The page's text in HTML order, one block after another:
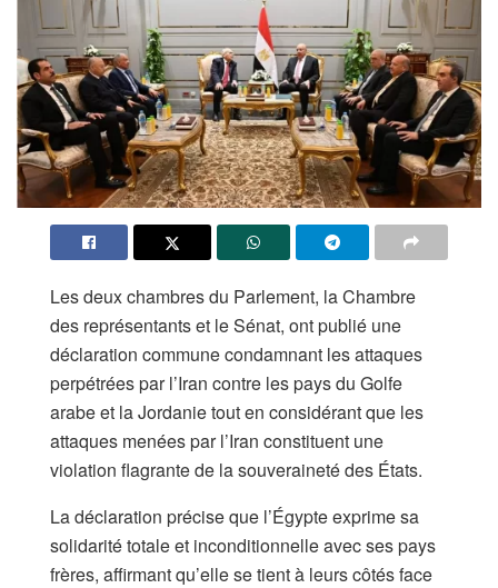
Les deux chambres du Parlement, la Chambre
des représentants et le Sénat, ont publié une
déclaration commune condamnant les attaques
perpétrées par l’Iran contre les pays du Golfe
arabe et la Jordanie tout en considérant que les
attaques menées par l’Iran constituent une
violation flagrante de la souveraineté des États.
La déclaration précise que l’Égypte exprime sa
solidarité totale et inconditionnelle avec ses pays
frères, affirmant qu’elle se tient à leurs côtés face